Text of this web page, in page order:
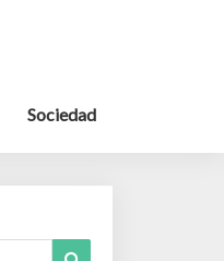
Sociedad